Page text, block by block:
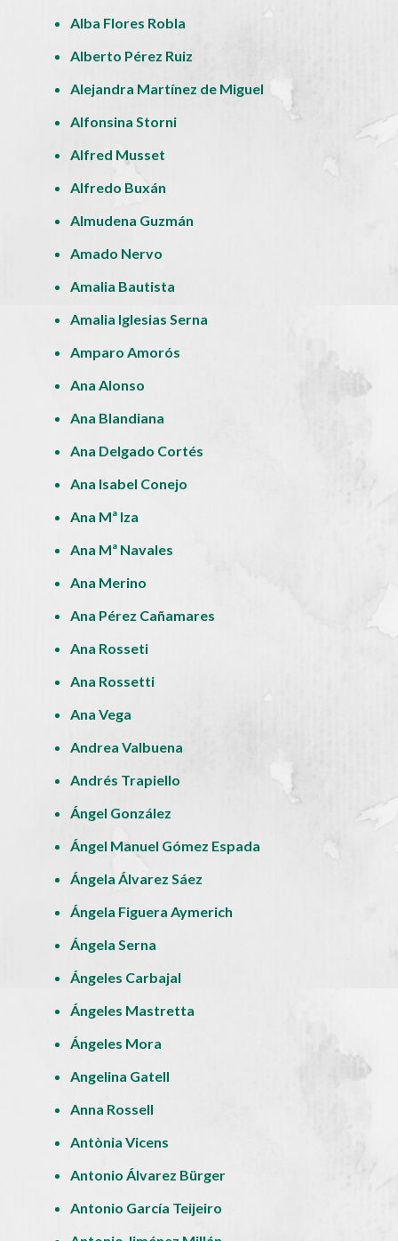
Alba Flores Robla
Alberto Pérez Ruiz
Alejandra Martínez de Miguel
Alfonsina Storni
Alfred Musset
Alfredo Buxán
Almudena Guzmán
Amado Nervo
Amalia Bautista
Amalia Iglesias Serna
Amparo Amorós
Ana Alonso
Ana Blandiana
Ana Delgado Cortés
Ana Isabel Conejo
Ana Mª Iza
Ana Mª Navales
Ana Merino
Ana Pérez Cañamares
Ana Rosseti
Ana Rossetti
Ana Vega
Andrea Valbuena
Andrés Trapiello
Ángel González
Ángel Manuel Gómez Espada
Ángela Álvarez Sáez
Ángela Figuera Aymerich
Ángela Serna
Ángeles Carbajal
Ángeles Mastretta
Ángeles Mora
Angelina Gatell
Anna Rossell
Antònia Vicens
Antonio Álvarez Bürger
Antonio García Teijeiro